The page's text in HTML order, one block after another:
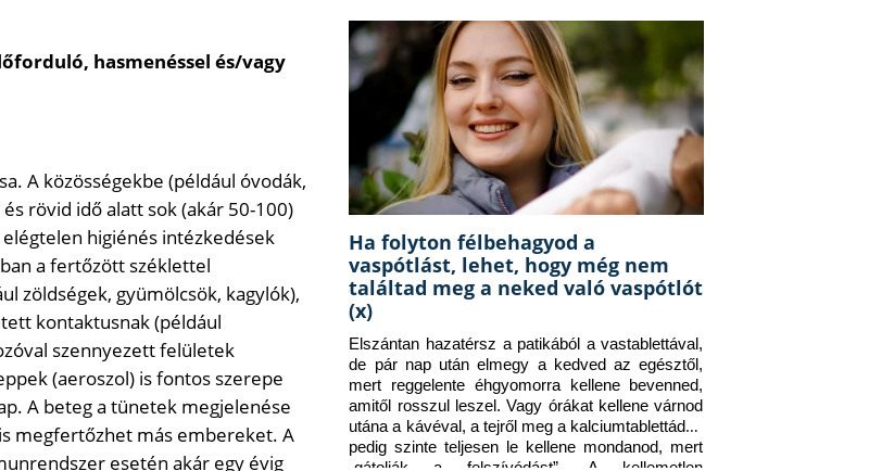
hasmenéssel és/vagy
A közösségekbe (például óvodák,
rövid idő alatt sok (akár 50-100)
higiénés intézkedések
a fertőzött széklettel
zöldségek, gyümölcsök, kagylók),
kontaktusnak (például
szennyezett felületek
(aeroszol) is fontos szerepe
A beteg a tünetek megjelenése
megfertőzhet más embereket. A
esetén akár egy évig
Ha folyton félbehagyod a
vaspótlást, lehet, hogy még nem
találtad meg a neked való vaspótlót
(x)
Elszántan hazatérsz a patikából a vastablettával,
de pár nap után elmegy a kedved az egésztől,
mert reggelente éhgyomorra kellene bevenned,
amitől rosszul leszel. Vagy órákat kellene várnod
utána a kávéval, a tejről meg a kalciumtablettádról
pedig szinte teljesen le kellene mondanod, mert